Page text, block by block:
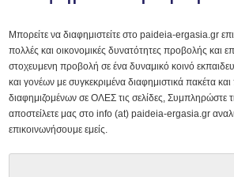
Μπορείτε να διαφημιστείτε στο paideia-ergasia.gr
πολλές και οικονομικές δυνατότητες προβολής και
στοχευμενη προβολή σε ένα δυναμικό κοινό
και γονέων με συγκεκριμένα διαφημιστικά πακέτα
διαφημιζομένων σε ΟΛΕΣ τις σελίδες,
αποστείλετε μας στο info (at) paideia-ergasia.gr
επικοινωνήσουμε εμείς.